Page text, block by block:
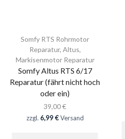
Somfy RTS Rohrmotor
Reparatur, Altus,
Markisenmotor Reparatur
Somfy Altus RTS 6/17
Reparatur (fährt nicht hoch
oder ein)
39,00€
zzgl. 6,99 €Versand